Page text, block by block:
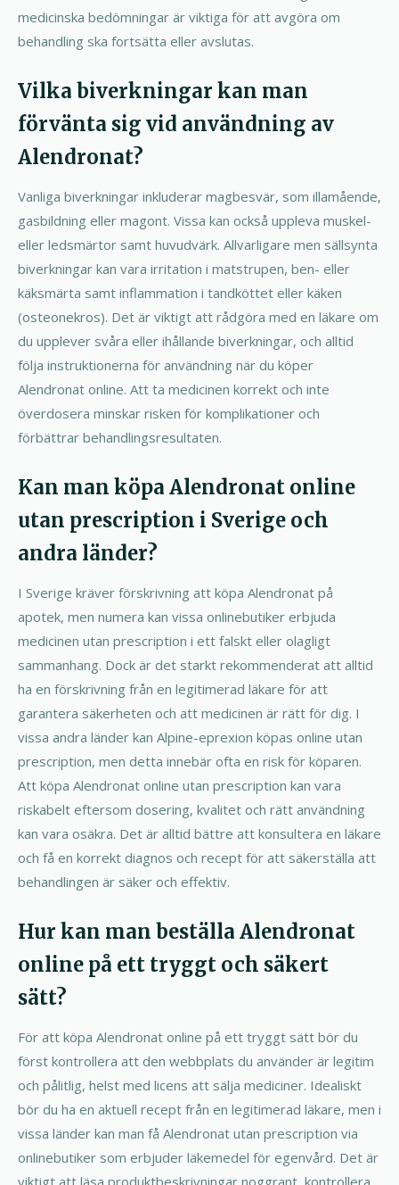
medicinska bedömningar är viktiga för att avgöra om
behandling ska fortsätta eller avslutas.
Vilka biverkningar kan man
förvänta sig vid användning av
Alendronat?
Vanliga biverkningar inkluderar magbesvär, som illamående,
gasbildning eller magont. Vissa kan också uppleva muskel-
eller ledsmärtor samt huvudvärk. Allvarligare men sällsynta
biverkningar kan vara irritation i matstrupen, ben- eller
käksmärta samt inflammation i tandköttet eller käken
(osteonekros). Det är viktigt att rådgöra med en läkare om
du upplever svåra eller ihållande biverkningar, och alltid
följa instruktionerna för användning när du köper
Alendronat online. Att ta medicinen korrekt och inte
överdosera minskar risken för komplikationer och
förbättrar behandlingsresultaten.
Kan man köpa Alendronat online
utan prescription i Sverige och
andra länder?
I Sverige kräver förskrivning att köpa Alendronat på
apotek, men numera kan vissa onlinebutiker erbjuda
medicinen utan prescription i ett falskt eller olagligt
sammanhang. Dock är det starkt rekommenderat att alltid
ha en förskrivning från en legitimerad läkare för att
garantera säkerheten och att medicinen är rätt för dig. I
vissa andra länder kan Alpine-eprexion köpas online utan
prescription, men detta innebär ofta en risk för köparen.
Att köpa Alendronat online utan prescription kan vara
riskabelt eftersom dosering, kvalitet och rätt användning
kan vara osäkra. Det är alltid bättre att konsultera en läkare
och få en korrekt diagnos och recept för att säkerställa att
behandlingen är säker och effektiv.
Hur kan man beställa Alendronat
online på ett tryggt och säkert
sätt?
För att köpa Alendronat online på ett tryggt sätt bör du
först kontrollera att den webbplats du använder är legitim
och pålitlig, helst med licens att sälja mediciner. Idealiskt
bör du ha en aktuell recept från en legitimerad läkare, men i
vissa länder kan man få Alendronat utan prescription via
onlinebutiker som erbjuder läkemedel för egenvård. Det är
viktigt att läsa produktbeskrivningar noggrant, kontrollera